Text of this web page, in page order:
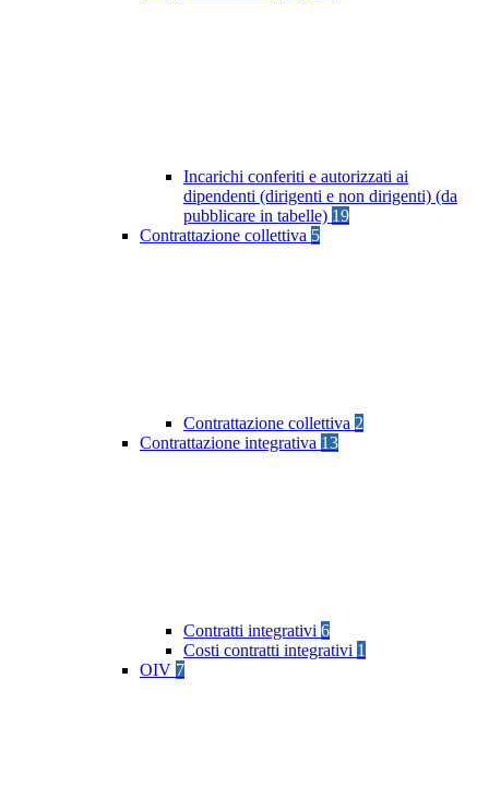
Incarichi conferiti e autorizzati ai
dipendenti (dirigenti e non dirigenti) (da
pubblicare in tabelle) 19
Contrattazione collettiva 5
Contrattazione collettiva 2
Contrattazione integrativa 13
Contratti integrativi 6
Costi contratti integrativi 1
OIV 7